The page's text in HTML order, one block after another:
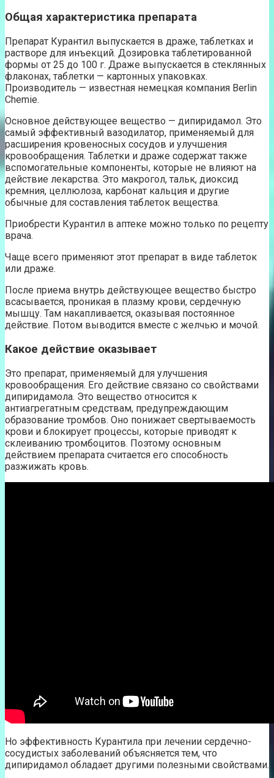
Общая характеристика препарата
Препарат Курантил выпускается в драже, таблетках и
растворе для инъекций. Дозировка таблетированной
формы от 25 до 100 г. Драже выпускается в стеклянных
флаконах, таблетки — картонных упаковках.
Производитель — известная немецкая компания Berlin
Chemie.
Основное действующее вещество — дипиридамол. Это
самый эффективный вазодилатор, применяемый для
расширения кровеносных сосудов и улучшения
кровообращения. Таблетки и драже содержат также
вспомогательные компоненты, которые не влияют на
действие лекарства. Это макрогол, тальк, диоксид
кремния, целлюлоза, карбонат кальция и другие
обычные для составления таблеток вещества.
Приобрести Курантил в аптеке можно только по рецепту
врача.
Чаще всего применяют этот препарат в виде таблеток
или драже.
После приема внутрь действующее вещество быстро
всасывается, проникая в плазму крови, сердечную
мышцу. Там накапливается, оказывая постоянное
действие. Потом выводится вместе с желчью и мочой.
Какое действие оказывает
Это препарат, применяемый для улучшения
кровообращения. Его действие связано со свойствами
дипиридамола. Это вещество относится к
антиагрегатным средствам, предупреждающим
образование тромбов. Оно понижает свертываемость
крови и блокирует процессы, которые приводят к
склеиванию тромбоцитов. Поэтому основным
действием препарата считается его способность
разжижать кровь.
Но эффективность Курантила при лечении сердечно-
сосудистых заболеваний объясняется тем, что
дипиридамол обладает другими полезными свойствами.